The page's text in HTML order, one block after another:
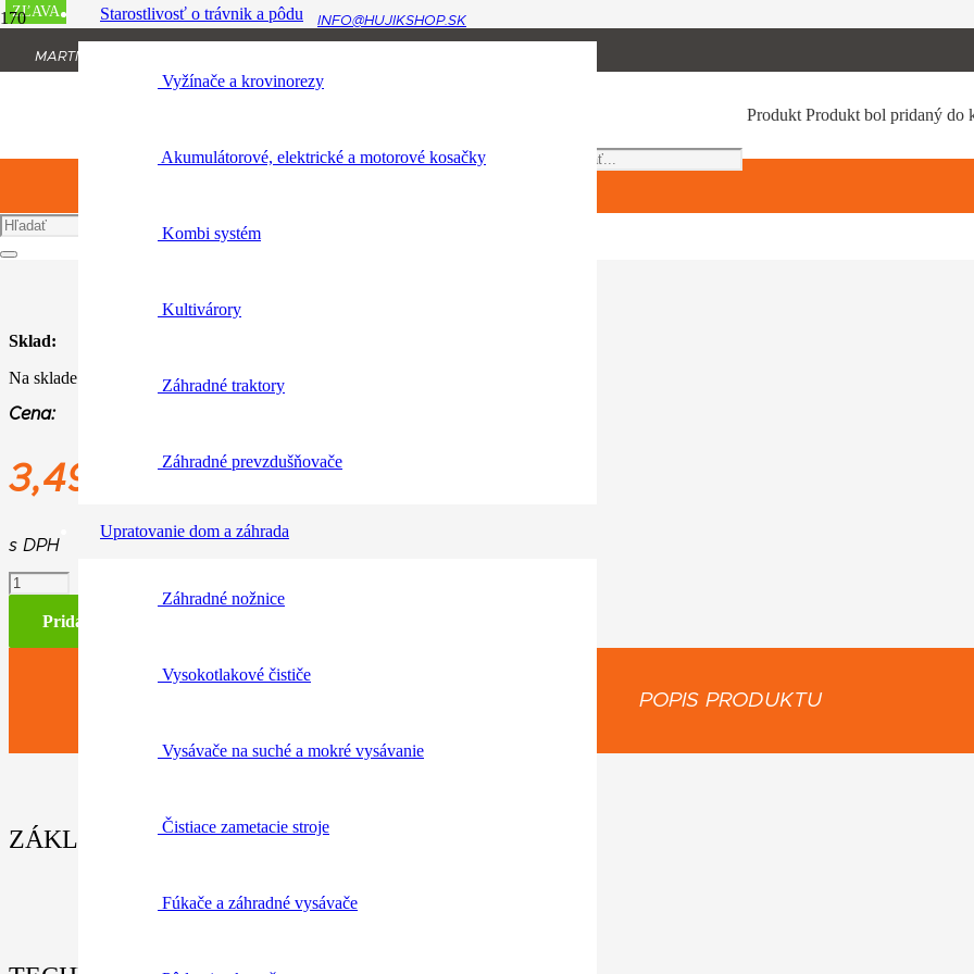
MARTINA RÁZUSA 1134/13, 010 01 ŽILINA
INFO@HUJIKSHOP.SK
+421 904 954 064 Products
search
Produkt Produkt bol pridaný do
Starostlivosť o trávnik a pôdu
Vyžínače a krovinorezy
Akumulátorové, elektrické a motorové kosačky
Kombi systém
Kultivárory
Záhradné traktory
Záhradné prevzdušňovače
Upratovanie dom a záhrada
Záhradné nožnice
Vysokotlakové čističe
Vysávače na suché a mokré vysávanie
Čistiace zametacie stroje
Fúkače a záhradné vysávače
Úvod
TIMBERSPORTS, hračky a predmety pre voľný čas
Čiapka oranžová
Katalógové číslo:
Sklad:
Na sklade
Cena:
3,49
s DPH
množstvo
Čiapka
oranžováPridať do košíka
POPIS PRODUKTU
ZÁKLADNÉ INFORMÁCIE / PARAMETRE:
ZĽAVA
ZĽAVA
ZĽAVA
ZĽAVA